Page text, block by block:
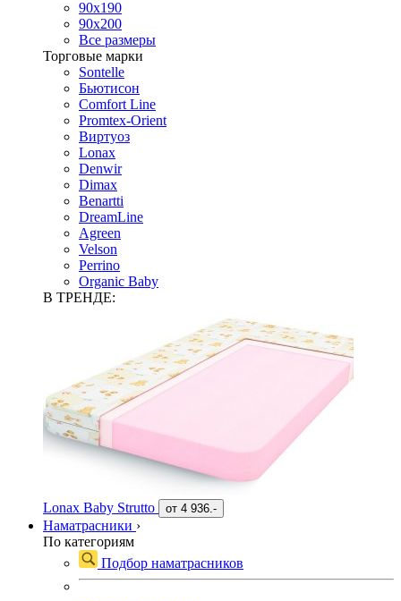
90х190
90х200
Все размеры
Торговые марки
Sontelle
Бьютисон
Comfort Line
Promtex-Orient
Виртуоз
Lonax
Denwir
Dimax
Benartti
DreamLine
Agreen
Velson
Perrino
Organic Baby
В ТРЕНДЕ:
Lonax Baby Strutto от 4 936.-
Наматрасники ›
По категориям
Подбор наматрасников